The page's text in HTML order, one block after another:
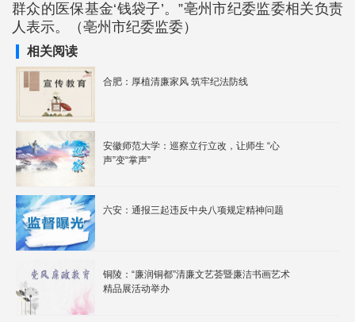
群众的医保基金‘钱袋子’。”亳州市纪委监委相关负责
人表示。（亳州市纪委监委）
相关阅读
合肥：厚植清廉家风 筑牢纪法防线
安徽师范大学：巡察立行立改，让师生 “心
声”变“掌声”
六安：通报三起违反中央八项规定精神问题
铜陵：“廉润铜都”清廉文艺荟暨廉洁书画艺术
精品展活动举办